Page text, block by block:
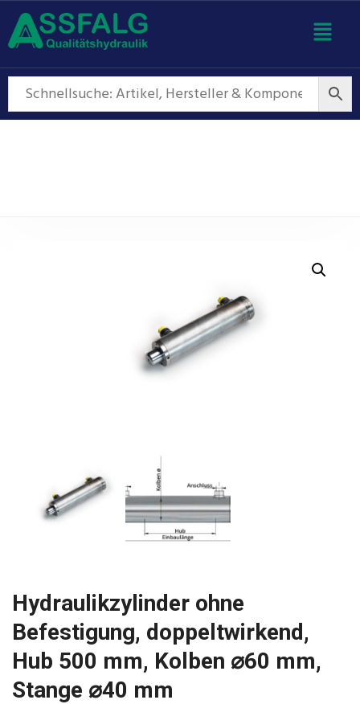
Hydraulikzylinder ohne
Befestigung, doppeltwirkend,
Hub 500 mm, Kolben ⌀60 mm,
Stange ⌀40 mm